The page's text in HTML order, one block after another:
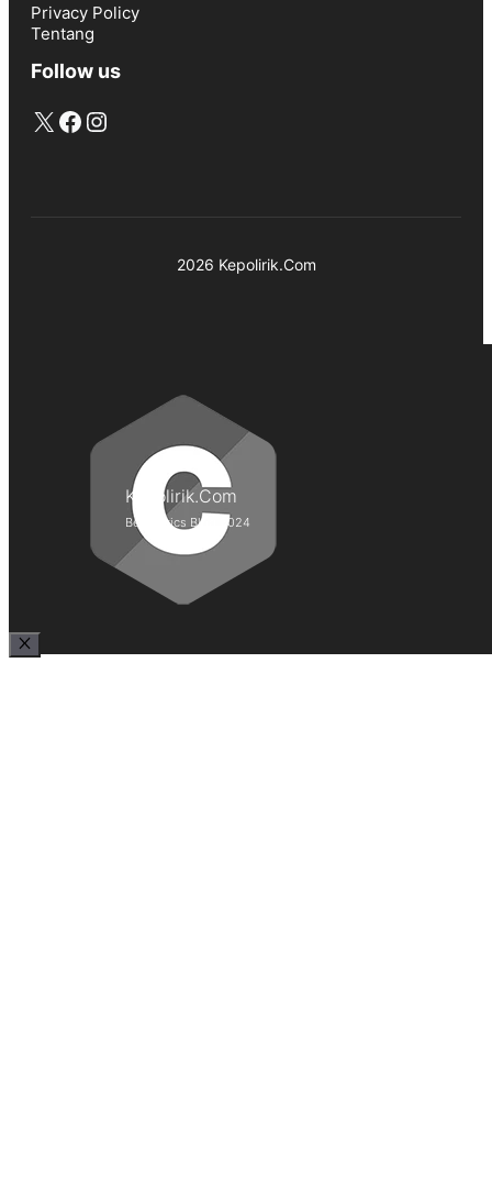
Privacy Policy
Tentang
Follow us
X Facebook
Instagram
2026 Kepolirik.Com
Kepolirik.Com
Best Lyrics Blog 2024
Close